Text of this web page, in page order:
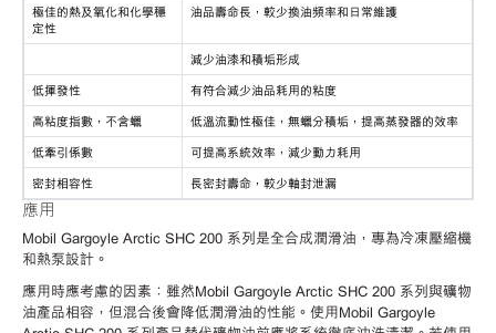
極佳的熱及氧化和化學穩
定性
油品壽命長，較少換油頻率和日常維護
減少油漆和積垢形成
低揮發性
有符合減少油品耗用的粘度
高粘度指數，不含蠟
低溫流動性極佳，無蠟分積垢，提高蒸發器的效率
低牽引係數
可提高系統效率，減少動力耗用
密封相容性
長密封壽命，較少軸封泄漏
應用
Mobil Gargoyle Arctic SHC 200 系列是全合成潤滑油，專為冷凍壓縮機
和熱泵設計。
應用時應考慮的因素：雖然Mobil Gargoyle Arctic SHC 200 系列與礦物
油產品相容，但混合後會降低潤滑油的性能。使用Mobil Gargoyle